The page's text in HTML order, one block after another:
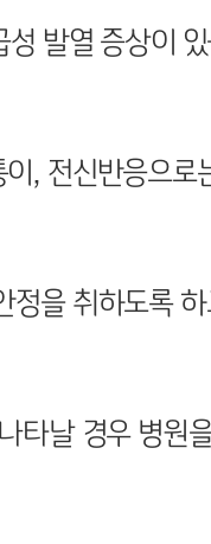
발열 증상이
, 전신반응으로
정을 취하도록
타날 경우 병원